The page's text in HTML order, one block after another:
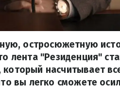
остросюжетную
лента "Резиденция"
насчитывает
вы легко сможете